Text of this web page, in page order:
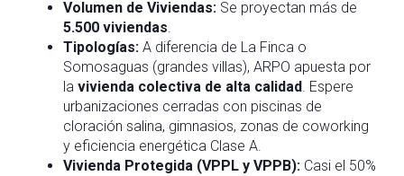
Volumen de Viviendas: Se proyectan más de
5.500 viviendas.
Tipologías: A diferencia de La Finca o
Somosaguas (grandes villas), ARPO apuesta por
la vivienda colectiva de alta calidad. Espere
urbanizaciones cerradas con piscinas de
cloración salina, gimnasios, zonas de coworking
y eficiencia energética Clase A.
Vivienda Protegida (VPPL y VPPB): Casi el 50%